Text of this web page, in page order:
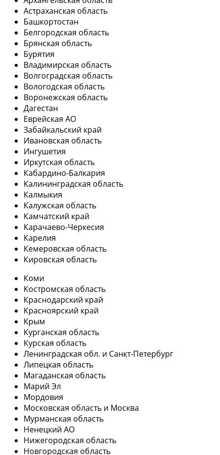
Астраханская область
Башкортостан
Белгородская область
Брянская область
Бурятия
Владимирская область
Волгоградская область
Вологодская область
Воронежская область
Дагестан
Еврейская АО
Забайкальский край
Ивановская область
Ингушетия
Иркутская область
Кабардино-Балкария
Калининградская область
Калмыкия
Калужская область
Камчатский край
Карачаево-Черкесия
Карелия
Кемеровская область
Кировская область
Коми
Костромская область
Краснодарский край
Красноярский край
Крым
Курганская область
Курская область
Ленинградская обл. и Санкт-Петербург
Липецкая область
Магаданская область
Марий Эл
Мордовия
Московская область и Москва
Мурманская область
Ненецкий АО
Нижегородская область
Новгородская область